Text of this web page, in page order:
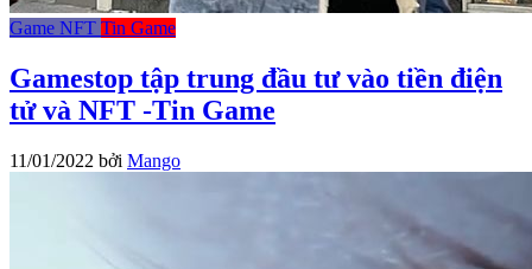
Game NFT Tin Game
Gamestop tập trung đầu tư vào tiền điện
tử và NFT -Tin Game
11/01/2022 bởi Mango